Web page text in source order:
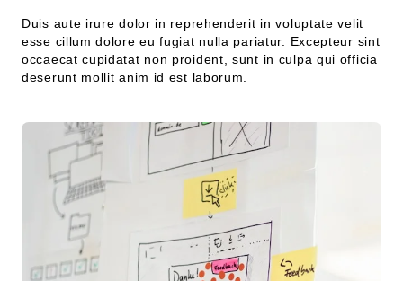
Duis aute irure dolor in reprehenderit in voluptate velit
esse cillum dolore eu fugiat nulla pariatur. Excepteur sint
occaecat cupidatat non proident, sunt in culpa qui officia
deserunt mollit anim id est laborum.